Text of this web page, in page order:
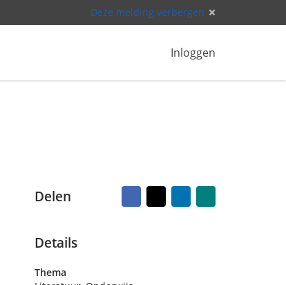
Deze melding verbergen
Inloggen
Delen Facebook
X LinkedInNaar
vriend
Details
Thema